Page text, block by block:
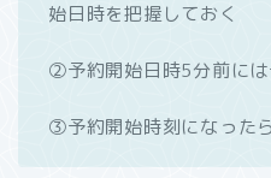
始日時を把握しておく
②予約開始日時5分前に
③予約開始時刻になった